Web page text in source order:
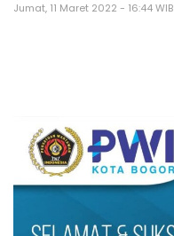
Jumat, 11 Maret 2022 - 16:44 WIB